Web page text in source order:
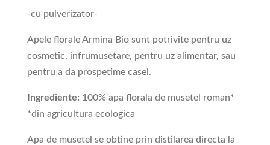
-cu pulverizator-
Apele florale Armina Bio sunt potrivite pentru uz
cosmetic, infrumusetare, pentru uz alimentar, sau
pentru a da prospetime casei.
Ingrediente: 100% apa florala de musetel roman*
*din agricultura ecologica
Apa de musetel se obtine prin distilarea directa la